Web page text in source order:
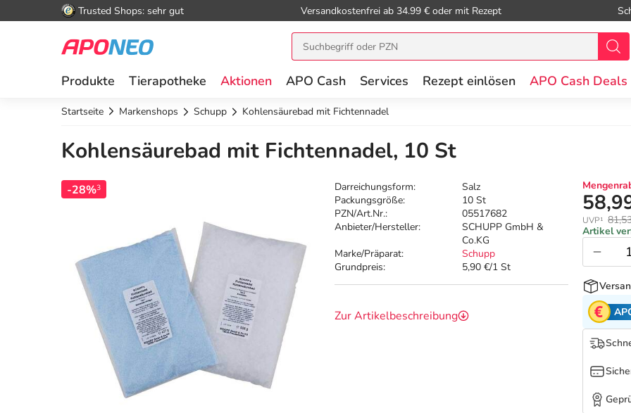
Trusted Shops: sehr gut Versandkostenfrei ab 34.99 € oder mit Rezept
Produkte Tierapotheke Aktionen APO Cash Services Rezept einlösen APO Cash Deals
Startseite Markenshops Schupp Kohlensäurebad mit Fichtennadel
Kohlensäurebad mit Fichtennadel, 10 St
-28%3 Darreichungsform:
Salz
Packungsgröße:
10 St
PZN/Art.Nr.:
05517682
Anbieter/Hersteller:
SCHUPP GmbH &
Co.KG
Marke/Präparat:
Schupp
Grundpreis:
5,90 €/1 St
Zur Artikelbeschreibung
UVP¹
Artikel